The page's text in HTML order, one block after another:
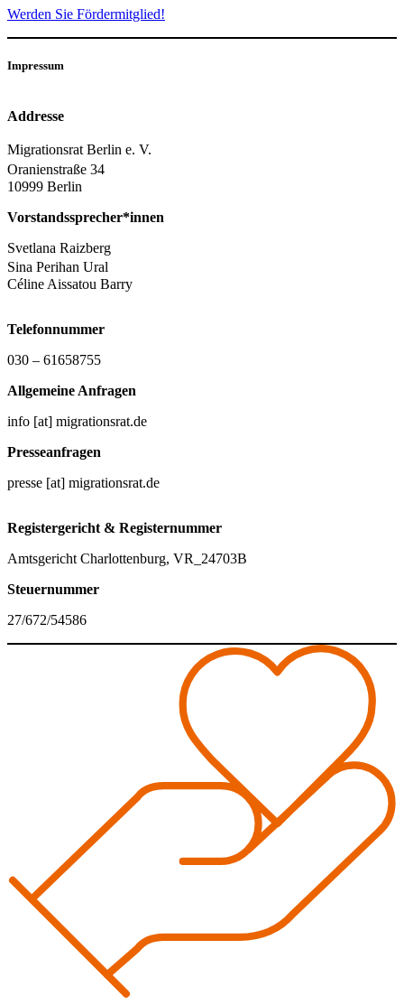
Werden Sie Fördermitglied!
Impressum
Addresse
Migrationsrat Berlin e. V.
Oranienstraße 34
10999 Berlin
Vorstandssprecher*innen
Svetlana Raizberg
Sina Perihan Ural
Céline Aissatou Barry
Telefonnummer
030 – 61658755
Allgemeine Anfragen
info [at] migrationsrat.de
Presseanfragen
presse [at] migrationsrat.de
Registergericht & Registernummer
Amtsgericht Charlottenburg, VR_24703B
Steuernummer
27/672/54586